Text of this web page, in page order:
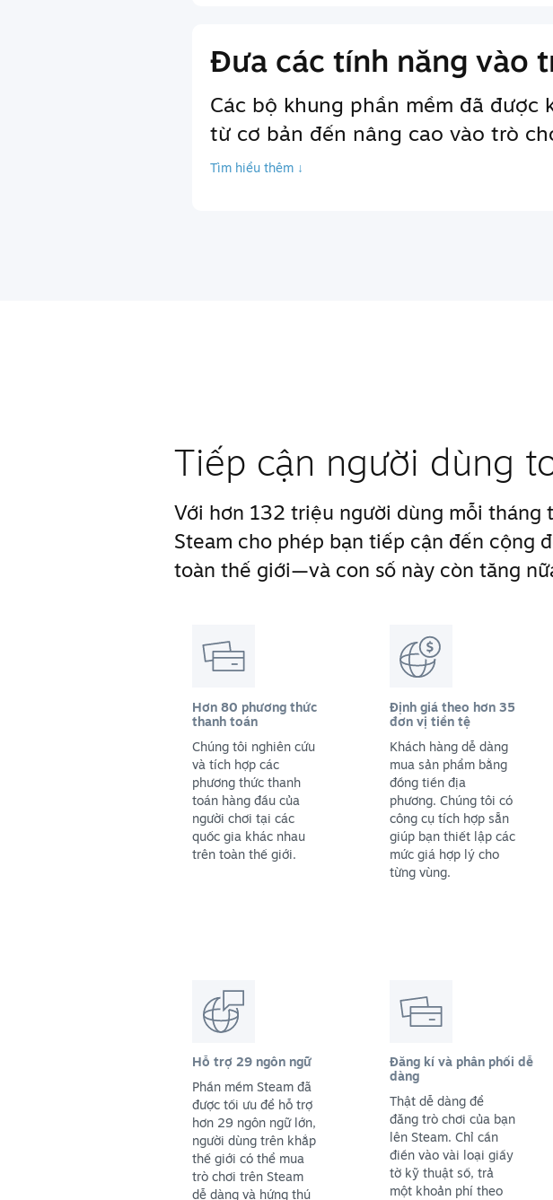
Đưa các tính năng vào
Các bộ khung phần mềm đã
từ cơ bản đến nâng cao vào trò
Tìm hiểu thêm ↓
Tiếp cận người dùng
Với hơn 132 triệu người dùng mỗi tháng
Steam cho phép bạn tiếp cận đến cộng
toàn thế giới—và con số này còn tăng
Hơn 80 phương thức
thanh toán
Chúng tôi nghiên cứu
và tích hợp các
phương thức thanh
toán hàng đầu của
người chơi tại các
quốc gia khác nhau
trên toàn thế giới.
Định giá theo hơn 35
đơn vị tiền tệ
Khách hàng dễ dàng
mua sản phẩm bằng
đồng tiền địa
phương. Chúng tôi có
công cụ tích hợp sẵn
giúp bạn thiết lập các
mức giá hợp lý cho
từng vùng.
Hỗ trợ 29 ngôn ngữ
Phần mềm Steam đã
được tối ưu để hỗ trợ
hơn 29 ngôn ngữ lớn,
người dùng trên khắp
thế giới có thể mua
trò chơi trên Steam
dễ dàng và hứng thú
Đăng kí và phân phối dễ
dàng
Thật dễ dàng để
đăng trò chơi của bạn
lên Steam. Chỉ cần
điền vào vài loại giấy
tờ kỹ thuật số, trả
một khoản phí theo